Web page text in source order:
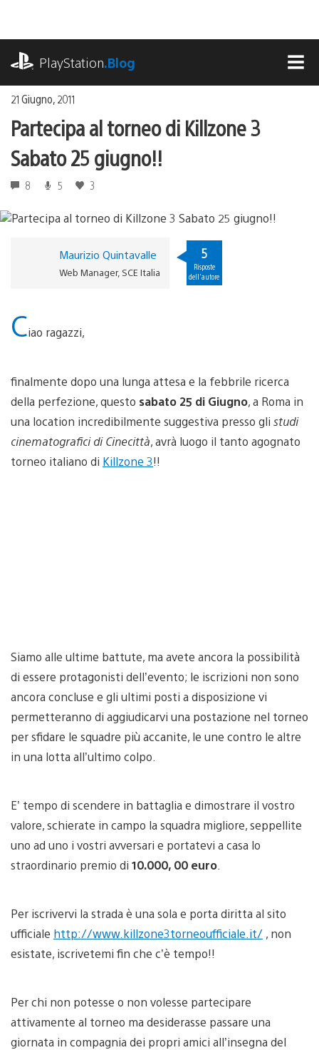
contenuto
PlayStation.Blog
21 Giugno, 2011
Partecipa al torneo di Killzone 3
Sabato 25 giugno!!
8 5 3
Maurizio Quintavalle
Web Manager, SCE Italia
5
Risposte
dell'autore
Ciao ragazzi,
finalmente dopo una lunga attesa e la febbrile ricerca
della perfezione, questo sabato 25 di Giugno, a Roma in
una location incredibilmente suggestiva presso gli studi
cinematografici di Cinecittà, avrà luogo il tanto agognato
torneo italiano di Killzone 3!!
Siamo alle ultime battute, ma avete ancora la possibilità
di essere protagonisti dell’evento; le iscrizioni non sono
ancora concluse e gli ultimi posti a disposizione vi
permetteranno di aggiudicarvi una postazione nel torneo
per sfidare le squadre più accanite, le une contro le altre
in una lotta all’ultimo colpo.
E’ tempo di scendere in battaglia e dimostrare il vostro
valore, schierate in campo la squadra migliore, seppellite
uno ad uno i vostri avversari e portatevi a casa lo
straordinario premio di 10.000, 00 euro
Per iscrivervi la strada è una sola e porta diritta al sito
ufficiale http://www.killzone3torneoufficiale.it/ , non
esistate, iscrivetemi fin che c’è tempo!!
Per chi non potesse o non volesse partecipare
attivamente al torneo ma desiderasse passare una
giornata in compagnia dei propri amici all’insegna del